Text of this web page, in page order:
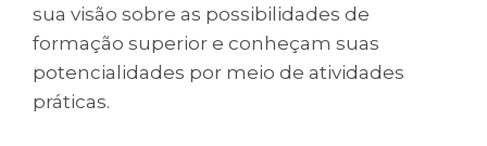
sua visão sobre as possibilidades de
formação superior e conheçam suas
potencialidades por meio de atividades
práticas.